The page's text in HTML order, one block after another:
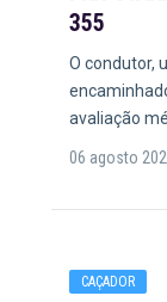
355
O condutor,
avaliação
06 agosto
CAÇADOR